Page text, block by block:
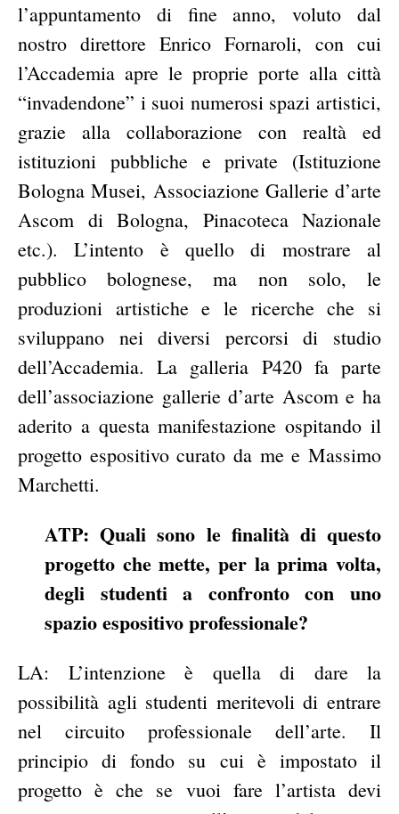
l’appuntamento di fine anno, voluto dal
nostro direttore Enrico Fornaroli, con cui
l’Accademia apre le proprie porte alla città
“invadendone” i suoi numerosi spazi artistici,
grazie alla collaborazione con realtà ed
istituzioni pubbliche e private (Istituzione
Bologna Musei, Associazione Gallerie d’arte
Ascom di Bologna, Pinacoteca Nazionale
etc.). L’intento è quello di mostrare al
pubblico bolognese, ma non solo, le
produzioni artistiche e le ricerche che si
sviluppano nei diversi percorsi di studio
dell’Accademia. La galleria P420 fa parte
dell’associazione gallerie d’arte Ascom e ha
aderito a questa manifestazione ospitando il
progetto espositivo curato da me e Massimo
Marchetti.
ATP: Quali sono le finalità di questo
progetto che mette, per la prima volta,
degli studenti a confronto con uno
spazio espositivo professionale?
LA: L’intenzione è quella di dare la
possibilità agli studenti meritevoli di entrare
nel circuito professionale dell’arte. Il
principio di fondo su cui è impostato il
progetto è che se vuoi fare l’artista devi